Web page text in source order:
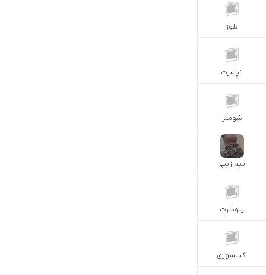
بلوز
تيشرت
شومیز
نيم زيپ
پلوشرت
اكسسورى